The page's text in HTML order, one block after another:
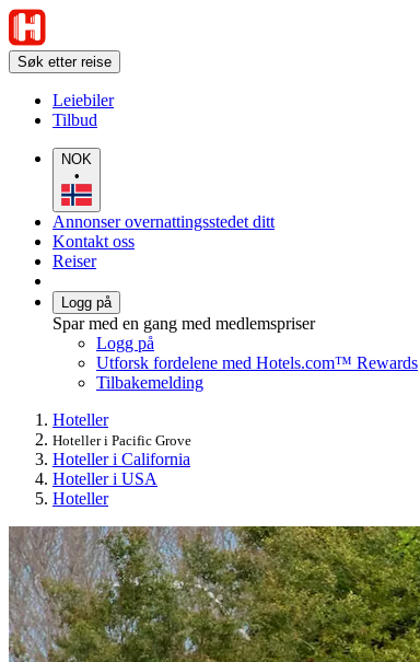
Søk etter reise
Leiebiler
Tilbud
NOK
•
Annonser overnattingsstedet ditt
Kontakt oss
Reiser
Logg på
Spar med en gang med medlemspriser
Logg på
Utforsk fordelene med Hotels.com™ Rewards
Tilbakemelding
Hoteller
Hoteller i Pacific Grove
Hoteller i California
Hoteller i USA
Hoteller